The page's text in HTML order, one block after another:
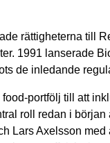
rättigheterna till
1991 lanserade
de inledande
portfölj till att
roll redan i
Lars Axelsson